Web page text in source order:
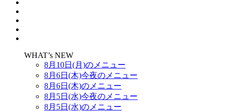
WHAT’s NEW
8月10日(月)のメニュー
8月6日(木)今夜のメニュー
8月6日(木)のメニュー
8月5日(水)今夜のメニュー
8月5日(水)のメニュー